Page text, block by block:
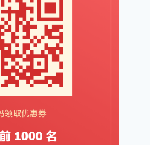
真实的反馈，
了用户的三个
猫叔，很多人
享内容，不